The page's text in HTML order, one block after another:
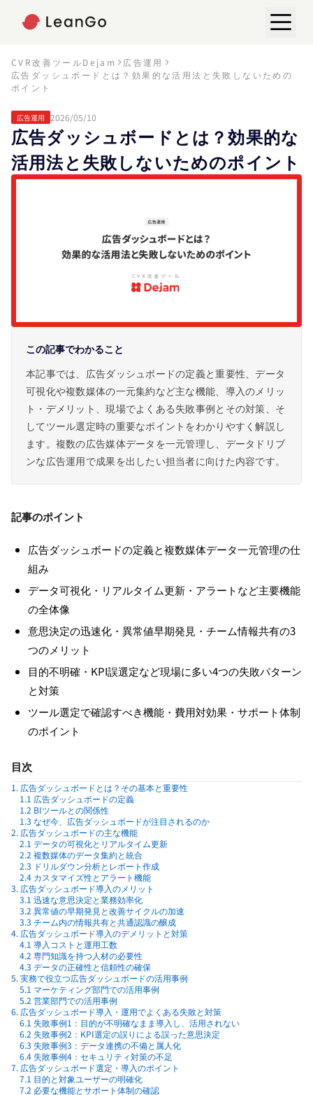
CVR改善ツールDejam
広告運用
広告ダッシュボードとは？効果的な活用法と失敗しないための
ポイント
広告運用 2026/05/10
広告ダッシュボードとは？効果的な
活用法と失敗しないためのポイント
この記事でわかること
本記事では、広告ダッシュボードの定義と重要性、データ
可視化や複数媒体の一元集約など主な機能、導入のメリッ
ト・デメリット、現場でよくある失敗事例とその対策、そ
してツール選定時の重要なポイントをわかりやすく解説し
ます。複数の広告媒体データを一元管理し、データドリブ
ンな広告運用で成果を出したい担当者に向けた内容です。
記事のポイント
広告ダッシュボードの定義と複数媒体データ一元管理の仕
組み
データ可視化・リアルタイム更新・アラートなど主要機能
の全体像
意思決定の迅速化・異常値早期発見・チーム情報共有の3
つのメリット
目的不明確・KPI誤選定など現場に多い4つの失敗パターン
と対策
ツール選定で確認すべき機能・費用対効果・サポート体制
のポイント
目次
1. 広告ダッシュボードとは？その基本と重要性
1.1 広告ダッシュボードの定義
1.2 BIツールとの関係性
1.3 なぜ今、広告ダッシュボードが注目されるのか
2. 広告ダッシュボードの主な機能
2.1 データの可視化とリアルタイム更新
2.2 複数媒体のデータ集約と統合
2.3 ドリルダウン分析とレポート作成
2.4 カスタマイズ性とアラート機能
3. 広告ダッシュボード導入のメリット
3.1 迅速な意思決定と業務効率化
3.2 異常値の早期発見と改善サイクルの加速
3.3 チーム内の情報共有と共通認識の醸成
4. 広告ダッシュボード導入のデメリットと対策
4.1 導入コストと運用工数
4.2 専門知識を持つ人材の必要性
4.3 データの正確性と信頼性の確保
5. 実務で役立つ広告ダッシュボードの活用事例
5.1 マーケティング部門での活用事例
5.2 営業部門での活用事例
6. 広告ダッシュボード導入・運用でよくある失敗と対策
6.1 失敗事例1：目的が不明確なまま導入し、活用されない
6.2 失敗事例2：KPI選定の誤りによる誤った意思決定
6.3 失敗事例3：データ連携の不備と属人化
6.4 失敗事例4：セキュリティ対策の不足
7. 広告ダッシュボード選定・導入のポイント
7.1 目的と対象ユーザーの明確化
7.2 必要な機能とサポート体制の確認